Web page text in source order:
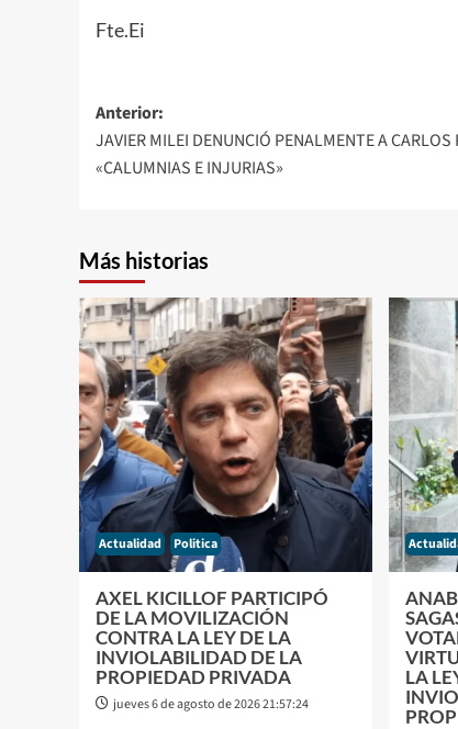
Fte.Ei
Navegación
de
Anterior:
JAVIER MILEI DENUNCIÓ PENALMENTE A CARLOS
«CALUMNIAS E INJURIAS»
Más historias
Actualidad Politica
AXEL KICILLOF PARTICIPÓ
DE LA MOVILIZACIÓN
CONTRA LA LEY DE LA
INVIOLABILIDAD DE LA
PROPIEDAD PRIVADA
jueves 6 de agosto de 2026 21:57:24
LA